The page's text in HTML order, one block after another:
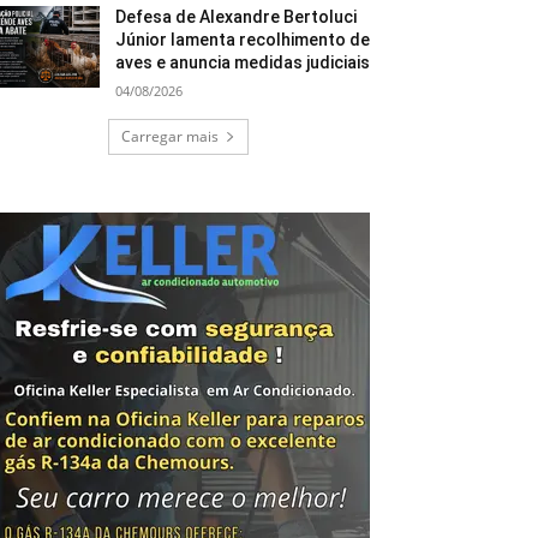
Defesa de Alexandre Bertoluci
Júnior lamenta recolhimento de
aves e anuncia medidas judiciais
04/08/2026
Carregar mais